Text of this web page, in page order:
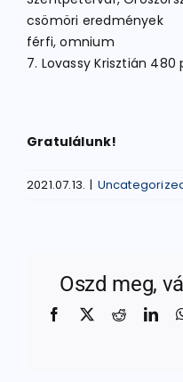
csömöri eredmények
férfi, omnium
7. Lovassy Krisztián 480
Gratulálunk!
2021.07.13. |
Oszd meg,
Facebook
X Reddit